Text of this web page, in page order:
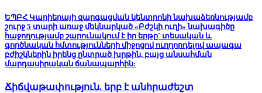
ԵՊԲՀ Կարիերայի զարգացման կենտրոնի նախաձեռնությամբ
շուրջ 5 տարի առաջ մեկնարկած «Բժշկի ուղի» նախագիծը
հաջողությամբ շարունակում է իր երթը` տեսական և
գործնական հմտությունների միջոցով ուղղորդելով ապագա
բժիշկներին իրենց ընտրած խրթին, բայց անսահման
մարդասիրական ճանապարհին:
Ճիճվաթափություն. երբ է անհրաժեշտ